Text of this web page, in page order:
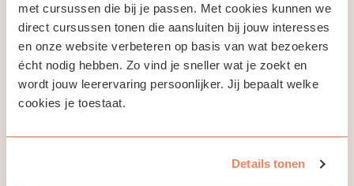
met cursussen die bij je passen. Met cookies kunnen we
direct cursussen tonen die aansluiten bij jouw interesses
en onze website verbeteren op basis van wat bezoekers
écht nodig hebben. Zo vind je sneller wat je zoekt en
wordt jouw leerervaring persoonlijker. Jij bepaalt welke
cookies je toestaat.
Details tonen